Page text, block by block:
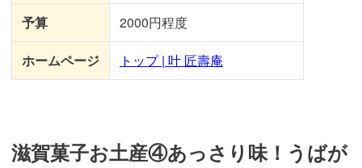
予算 2000円程度
ホームページ トップ | 叶 匠壽庵
滋賀菓子お土産④あっさり味！うばが